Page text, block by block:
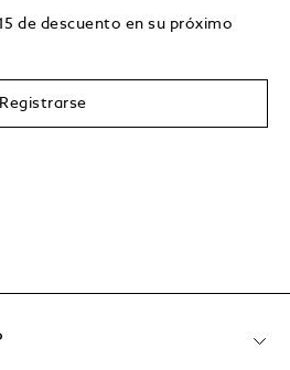
de descuento en su próximo
Registrarse